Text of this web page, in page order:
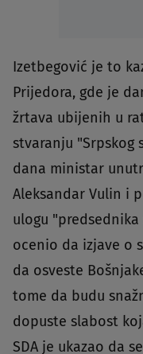
Izetbegović je to
Prijedora, gde je
žrtava ubijenih u
stvaranju "Srpskog
dana ministar
Aleksandar Vulin i
ulogu
ocenio da izjave o
da osveste
tome da budu
dopuste slabost
SDA je ukazao da